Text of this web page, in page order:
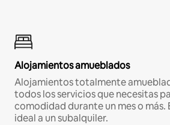
Alojamientos amueblados
Alojamientos totalmente
todos los servicios que necesitas
comodidad durante un mes o más.
ideal a un subalquiler.